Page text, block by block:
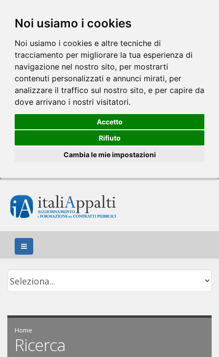
Noi usiamo i cookies
Noi usiamo i cookies e altre tecniche di
tracciamento per migliorare la tua esperienza di
navigazione nel nostro sito, per mostrarti
contenuti personalizzati e annunci mirati, per
analizzare il traffico sul nostro sito, e per capire da
dove arrivano i nostri visitatori.
Accetto
Rifiuto
Cambia le mie impostazioni
Home
Ricerca